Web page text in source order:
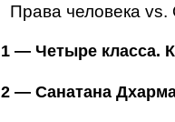
Права человека vs.
1 — Четыре класса.
2 — Санатана